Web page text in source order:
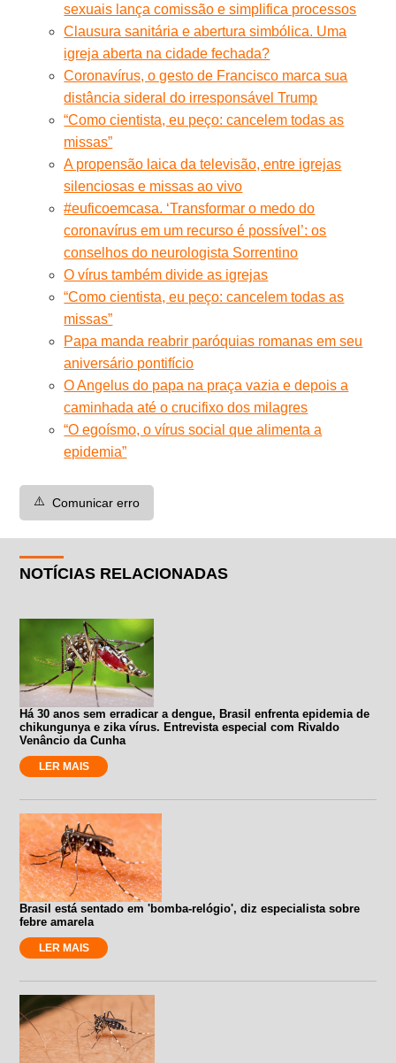
sexuais lança comissão e simplifica processos
Clausura sanitária e abertura simbólica. Uma
igreja aberta na cidade fechada?
Coronavírus, o gesto de Francisco marca sua
distância sideral do irresponsável Trump
“Como cientista, eu peço: cancelem todas as
missas”
A propensão laica da televisão, entre igrejas
silenciosas e missas ao vivo
#euficoemcasa. ‘Transformar o medo do
coronavírus em um recurso é possível’: os
conselhos do neurologista Sorrentino
O vírus também divide as igrejas
“Como cientista, eu peço: cancelem todas as
missas”
Papa manda reabrir paróquias romanas em seu
aniversário pontifício
O Angelus do papa na praça vazia e depois a
caminhada até o crucifixo dos milagres
“O egoísmo, o vírus social que alimenta a
epidemia”
⚠️ Comunicar erro
NOTÍCIAS RELACIONADAS
Há 30 anos sem erradicar a dengue, Brasil enfrenta epidemia de
chikungunya e zika vírus. Entrevista especial com Rivaldo
Venâncio da Cunha
LER MAIS
Brasil está sentado em 'bomba-relógio', diz especialista sobre
febre amarela
LER MAIS